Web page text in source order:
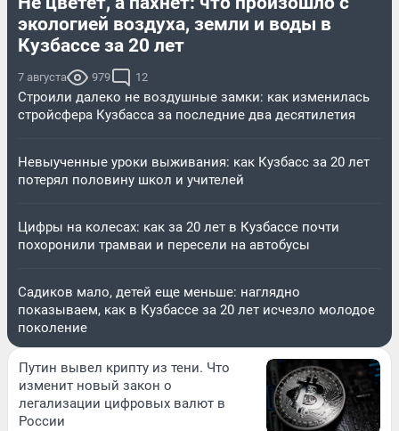
экологией воздуха, земли и воды в
Кузбассе за 20 лет
7 августа 979 12
Строили далеко не воздушные замки: как изменилась
стройсфера Кузбасса за последние два десятилетия
Невыученные уроки выживания: как Кузбасс за 20 лет
потерял половину школ и учителей
Цифры на колесах: как за 20 лет в Кузбассе почти
похоронили трамваи и пересели на автобусы
Садиков мало, детей еще меньше: наглядно
показываем, как в Кузбассе за 20 лет исчезло молодое
поколение
Путин вывел крипту из тени. Что
изменит новый закон о
легализации цифровых валют в
России